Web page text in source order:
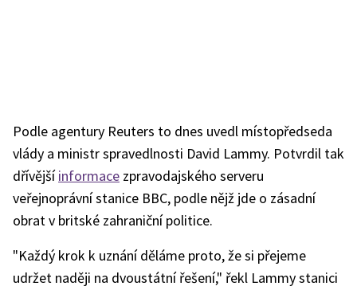
Podle agentury Reuters to dnes uvedl místopředseda
vlády a ministr spravedlnosti David Lammy. Potvrdil tak
dřívějšíinformace zpravodajského serveru
veřejnoprávní stanice BBC, podle nějž jde o zásadní
obrat v britské zahraniční politice.
"Každý krok k uznání děláme proto, že si přejeme
udržet naději na dvoustátní řešení," řekl Lammy stanici